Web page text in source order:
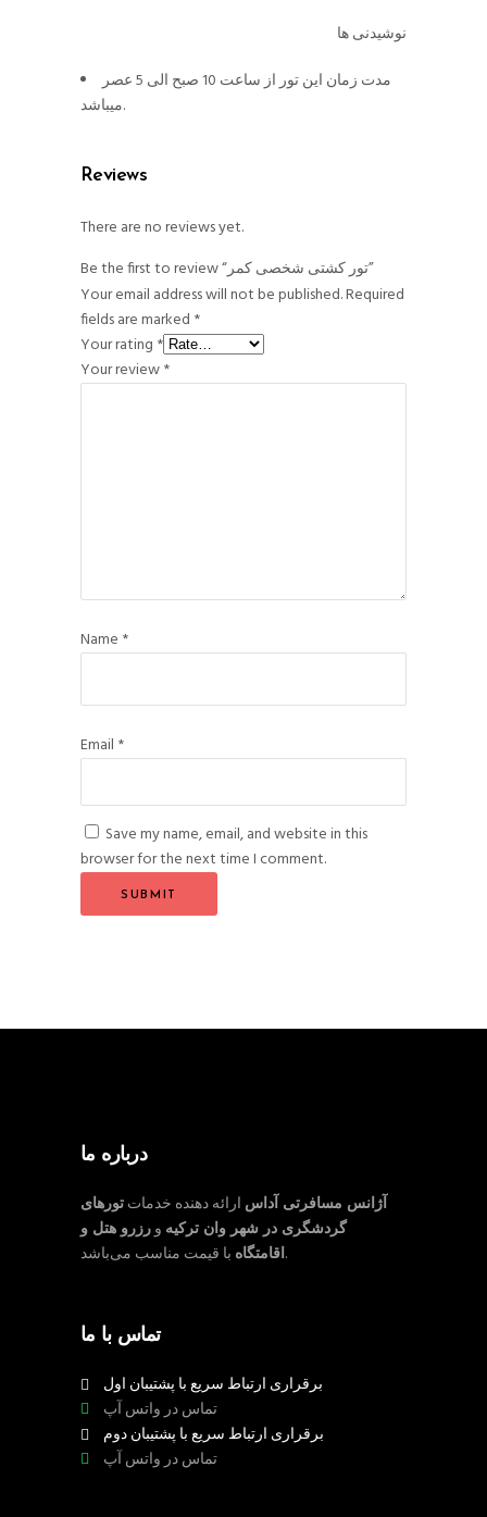
نوشیدنی ها
مدت زمان این تور از ساعت 10 صبح الی 5 عصر
میباشد.
Reviews
There are no reviews yet.
Be the first to review “تور کشتی شخصی کمر”
Your email address will not be published.Required
fields are marked *
Your rating *
Your review*
Name *
Email *
Save my name, email, and website in this
browser for the next time I comment.
درباره ما
آژانس مسافرتی آداس ارائه دهنده خدماتتورهای
گردشگری در شهر وان ترکیه ورزرو هتل و
اقامتگاهبا قیمت مناسب می‌باشد.
تماس با ما
برقراری ارتباط سریع با پشتیبان اول
تماس در واتس آپ
برقراری ارتباط سریع با پشتیبان دوم
تماس در واتس آپ